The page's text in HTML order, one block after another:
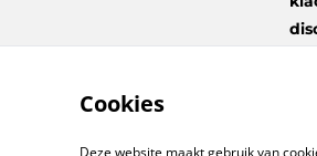
Cookies
Deze website maakt gebruik van